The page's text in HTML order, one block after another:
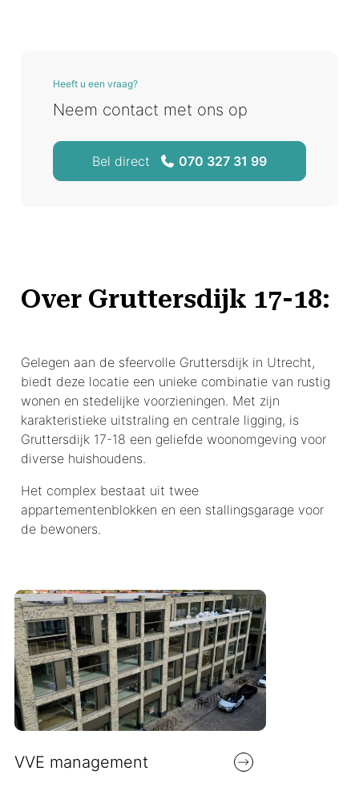
Heeft u een vraag?
Neem contact met ons op
Bel direct 070 327 31 99
Over Gruttersdijk 17-18:
Gelegen aan de sfeervolle Gruttersdijk in Utrecht,
biedt deze locatie een unieke combinatie van rustig
wonen en stedelijke voorzieningen. Met zijn
karakteristieke uitstraling en centrale ligging, is
Gruttersdijk 17-18 een geliefde woonomgeving voor
diverse huishoudens.
Het complex bestaat uit twee
appartementenblokken en een stallingsgarage voor
de bewoners.
VVE management